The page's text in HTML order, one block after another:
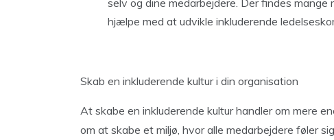
selv og dine medarbejdere. Der findes
hjælpe med at udvikle inkluderende
Skab en inkluderende kultur i din organisation
At skabe en inkluderende kultur handler om mere
om at skabe et miljø, hvor alle medarbejdere føler